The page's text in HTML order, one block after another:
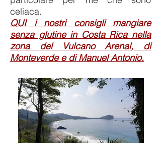
celiaca.
QUI i nostri consigli mangiare
senza glutine in Costa Rica nella
zona del Vulcano Arenal, di
Monteverde e di Manuel Antonio.